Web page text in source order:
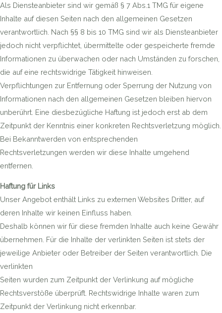
Als Diensteanbieter sind wir gemäß § 7 Abs.1 TMG für eigene
Inhalte auf diesen Seiten nach den allgemeinen Gesetzen
verantwortlich. Nach §§ 8 bis 10 TMG sind wir als Diensteanbieter
jedoch nicht verpflichtet, übermittelte oder gespeicherte fremde
Informationen zu überwachen oder nach Umständen zu forschen,
die auf eine rechtswidrige Tätigkeit hinweisen.
Verpflichtungen zur Entfernung oder Sperrung der Nutzung von
Informationen nach den allgemeinen Gesetzen bleiben hiervon
unberührt. Eine diesbezügliche Haftung ist jedoch erst ab dem
Zeitpunkt der Kenntnis einer konkreten Rechtsverletzung möglich.
Bei Bekanntwerden von entsprechenden
Rechtsverletzungen werden wir diese Inhalte umgehend
entfernen.
Haftung für Links
Unser Angebot enthält Links zu externen Websites Dritter, auf
deren Inhalte wir keinen Einfluss haben.
Deshalb können wir für diese fremden Inhalte auch keine Gewähr
übernehmen. Für die Inhalte der verlinkten Seiten ist stets der
jeweilige Anbieter oder Betreiber der Seiten verantwortlich. Die
verlinkten
Seiten wurden zum Zeitpunkt der Verlinkung auf mögliche
Rechtsverstöße überprüft. Rechtswidrige Inhalte waren zum
Zeitpunkt der Verlinkung nicht erkennbar.